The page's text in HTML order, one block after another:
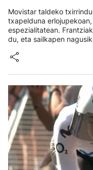
Movistar taldeko
txapelduna
espezialitatean.
du, eta sailkapen